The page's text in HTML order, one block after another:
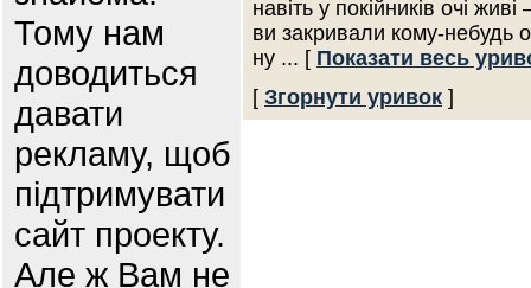
Тому нам
доводиться
давати
рекламу, щоб
підтримувати
сайт проекту.
Але ж Вам не
навіть у покійників очі
ви закривали кому-небудь
ну ... [ Показати весь
[ Згорнути уривок ]